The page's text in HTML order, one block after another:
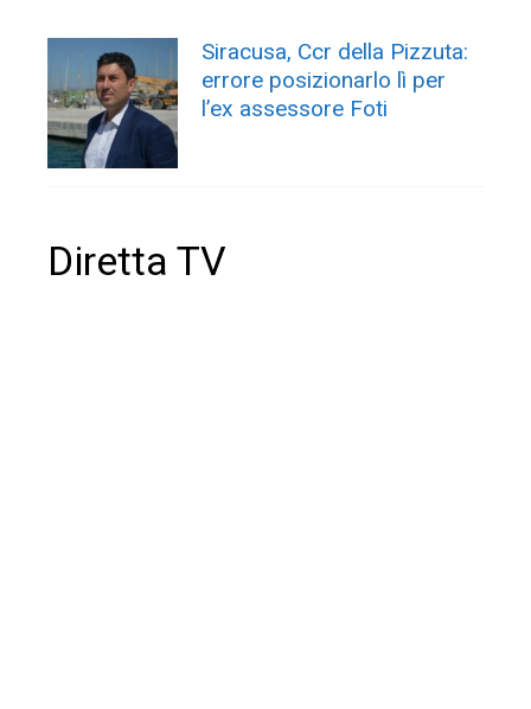
Siracusa, Ccr della Pizzuta:
errore posizionarlo lì per
l’ex assessore Foti
Diretta TV